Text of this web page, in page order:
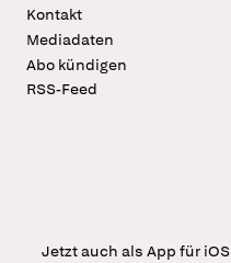
Kontakt
Mediadaten
Abo kündigen
RSS-Feed
Jetzt auch als App für iOS